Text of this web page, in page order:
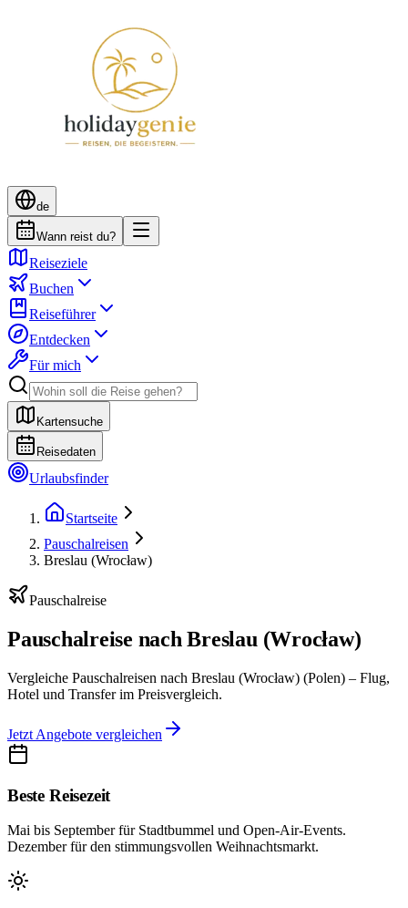
de
Wann reist du?
Reiseziele
Buchen
Reiseführer
Entdecken
Für mich
Kartensuche
Reisedaten
Urlaubsfinder
Startseite
Pauschalreisen
Breslau (Wrocław)
Pauschalreise
Pauschalreise nach Breslau (Wrocław)
Vergleiche Pauschalreisen nach Breslau (Wrocław) (Polen) – Flug,
Hotel und Transfer im Preisvergleich.
Jetzt Angebote vergleichen
Beste Reisezeit
Mai bis September für Stadtbummel und Open-Air-Events.
Dezember für den stimmungsvollen Weihnachtsmarkt.